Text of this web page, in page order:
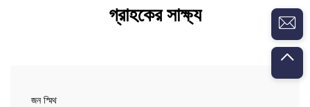
গ্রাহকের সাক্ষ্য
জন স্মিথ